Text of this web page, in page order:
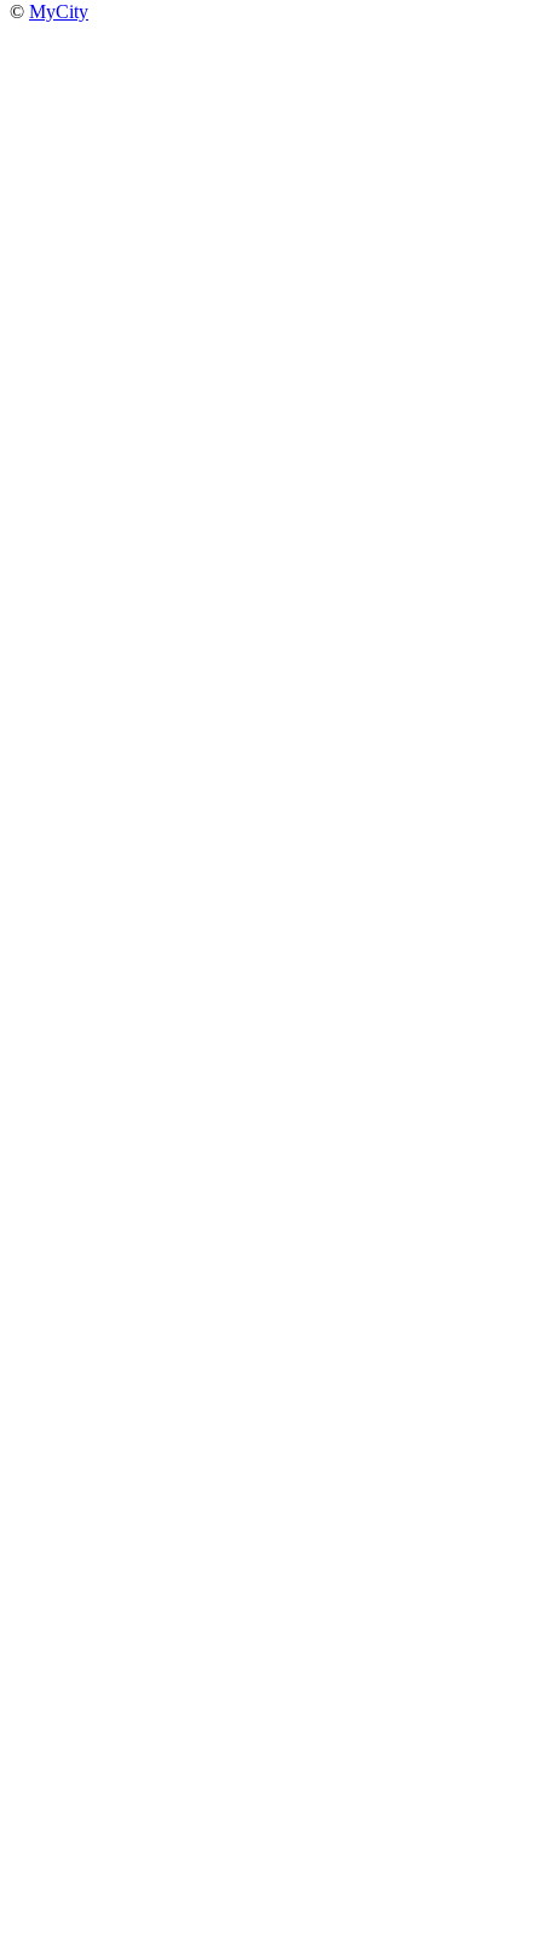
© MyCity